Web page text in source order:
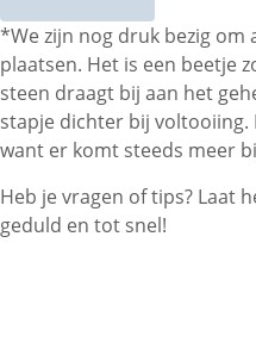
*We zijn nog druk bezig
plaatsen. Het is een beetje
steen draagt bij aan het
stapje dichter bij voltooiing.
want er komt steeds meer
Heb je vragen of tips? Laat
geduld en tot snel!